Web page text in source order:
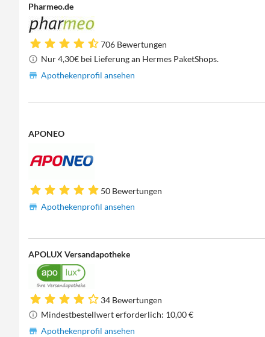
Pharmeo.de
706 Bewertungen
Nur 4,30€ bei Lieferung an Hermes PaketShops.
Apothekenprofil ansehen
APONEO
50 Bewertungen
Apothekenprofil ansehen
APOLUX Versandapotheke
34 Bewertungen
Mindestbestellwert erforderlich: 10,00 €
Apothekenprofil ansehen